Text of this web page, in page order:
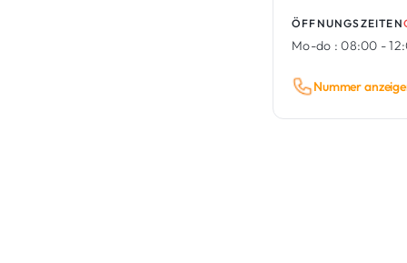
ÖFFNUNGSZEITEN
Mo-do : 08:00 -
Nummer